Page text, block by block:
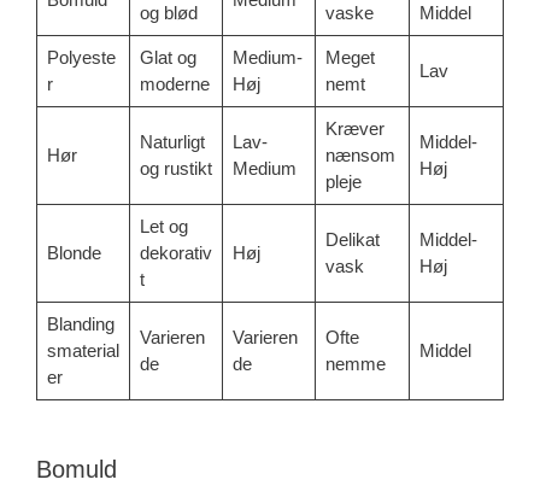
og blød vaske Middel
Polyeste
r
Glat og
moderne
Medium-
Høj
Meget
nemt
Lav
Hør
Naturligt
og rustikt
Lav-
Medium
Kræver
nænsom
pleje
Middel-
Høj
Blonde
Let og
dekorativ
t
Høj
Delikat
vask
Middel-
Høj
Blanding
smaterial
er
Varieren
de
Varieren
de
Ofte
nemme
Middel
Bomuld